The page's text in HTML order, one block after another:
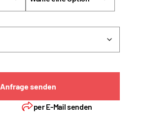
Anfrage senden
per E-Mail senden